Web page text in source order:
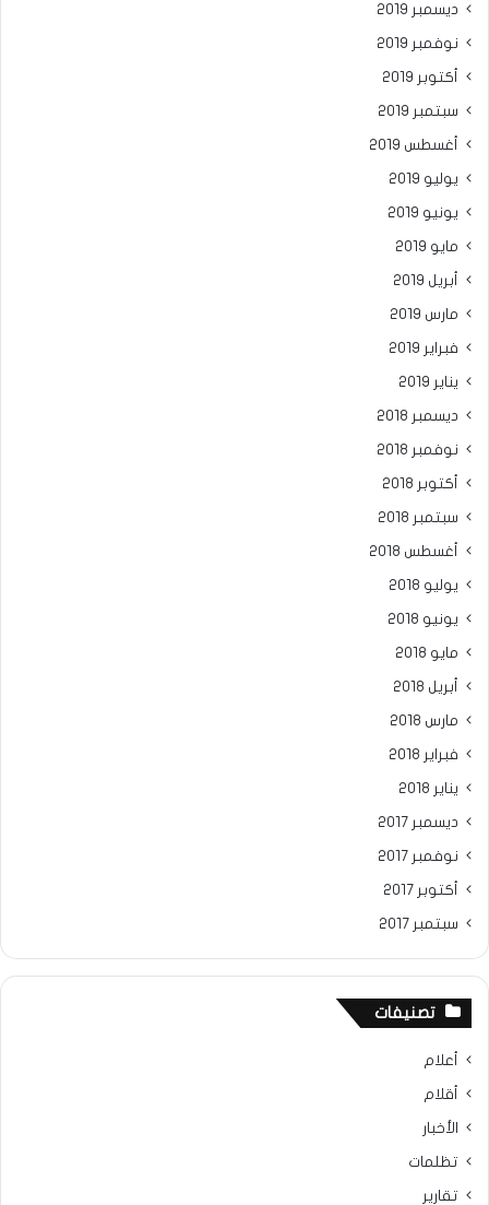
ديسمبر 2019
نوفمبر 2019
أكتوبر 2019
سبتمبر 2019
أغسطس 2019
يوليو 2019
يونيو 2019
مايو 2019
أبريل 2019
مارس 2019
فبراير 2019
يناير 2019
ديسمبر 2018
نوفمبر 2018
أكتوبر 2018
سبتمبر 2018
أغسطس 2018
يوليو 2018
يونيو 2018
مايو 2018
أبريل 2018
مارس 2018
فبراير 2018
يناير 2018
ديسمبر 2017
نوفمبر 2017
أكتوبر 2017
سبتمبر 2017
تصنيفات
أعلام
أقلام
الأخبار
تظلمات
تقارير